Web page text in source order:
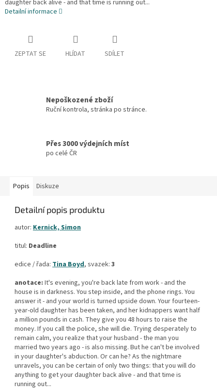
daughter back alive - and that time is running out...
Detailní informace
ZEPTAT SE HLÍDAT SDÍLET
Nepoškozené zboží
Ruční kontrola, stránka po stránce.
Přes 3000 výdejních míst
po celé ČR
Popis Diskuze
Detailní popis produktu
autor: Kernick, Simon
titul: Deadline
edice / řada: Tina Boyd, svazek: 3
anotace: It's evening, you're back late from work - and the
house is in darkness. You step inside, and the phone rings. You
answer it - and your world is turned upside down. Your fourteen-
year-old daughter has been taken, and her kidnappers want half
a million pounds in cash. They give you 48 hours to raise the
money. If you call the police, she will die. Trying desperately to
remain calm, you realize that your husband - the man you
married two years ago - is also missing. But he can't be involved
in your daughter's abduction. Or can he? As the nightmare
unravels, you can be certain of only two things: that you will do
anything to get your daughter back alive - and that time is
running out...